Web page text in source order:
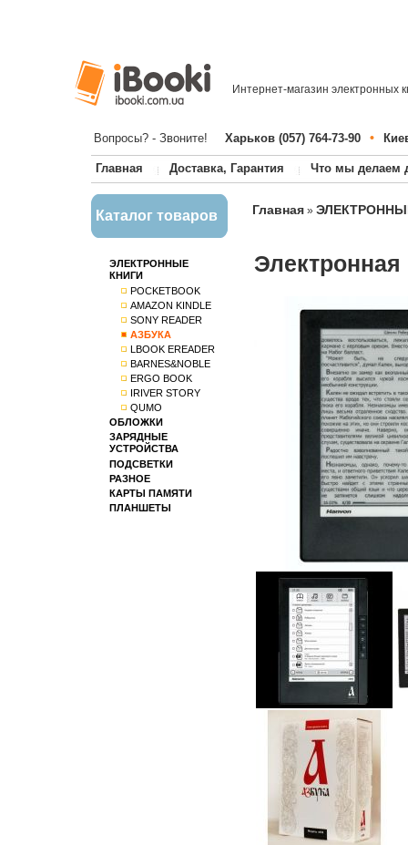
Интернет-магазин электронных
Вопросы? - Звоните! Харьков (057) 764-73-90 •
Главная Доставка, Гарантия Что мы делаем
Главная »
Электронная
Каталог товаров
ЭЛЕКТРОННЫЕ
КНИГИ
POCKETBOOK
AMAZON KINDLE
SONY READER
АЗБУКА
LBOOK EREADER
BARNES&NOBLE
ERGO BOOK
IRIVER STORY
QUMO
ОБЛОЖКИ
ЗАРЯДНЫЕ
УСТРОЙСТВА
ПОДСВЕТКИ
РАЗНОЕ
КАРТЫ ПАМЯТИ
ПЛАНШЕТЫ